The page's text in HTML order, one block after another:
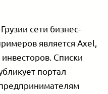
сети бизнес-
является Axel,
Списки
портал